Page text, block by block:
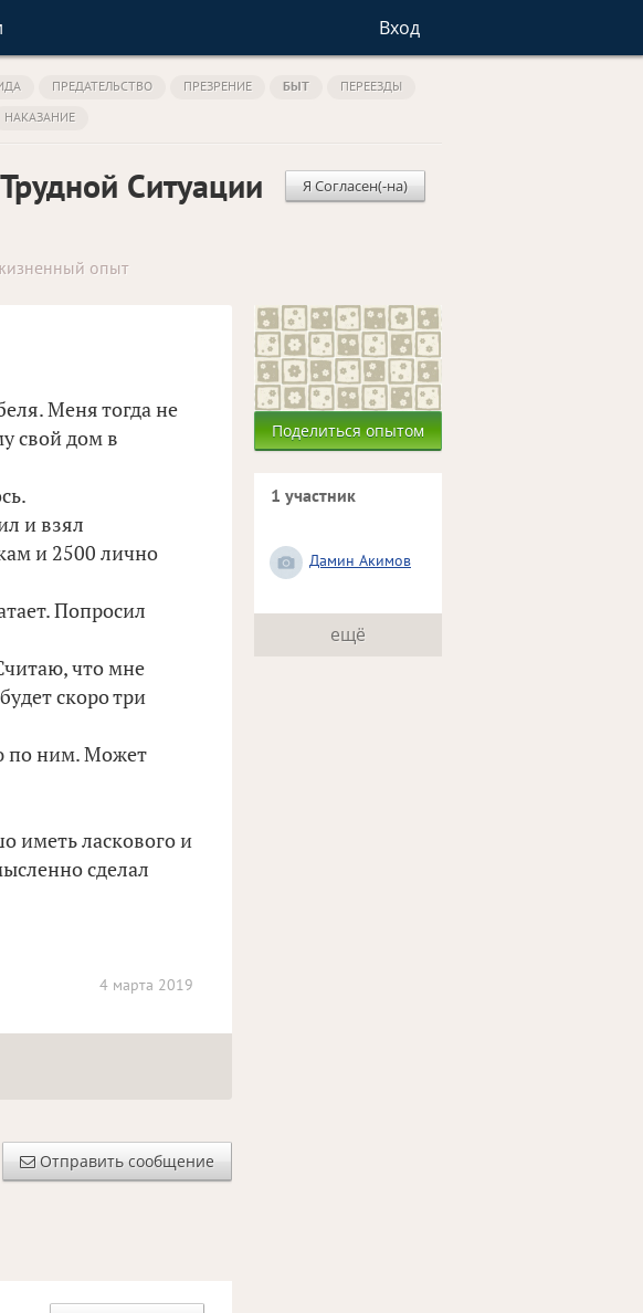
Вход
ПРЕДАТЕЛЬСТВО ПРЕЗРЕНИЕ БЫТ
ПЕРЕЕЗДЫ
НАКАЗАНИЕ
Ситуации Я Согласен(-на)
опыт
Меня тогда не
свой дом в
и взял
и 2500 лично
Попросил
что мне
скоро три
по ним. Может
иметь ласкового и
сделал
4 марта 2019
Отправить сообщение
Поделиться опытом
1 участник
Дамин Акимов
ещё